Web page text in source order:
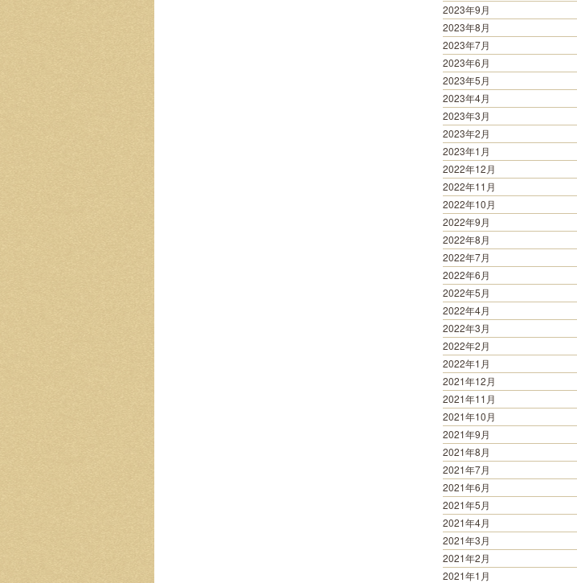
2023年9月
2023年8月
2023年7月
2023年6月
2023年5月
2023年4月
2023年3月
2023年2月
2023年1月
2022年12月
2022年11月
2022年10月
2022年9月
2022年8月
2022年7月
2022年6月
2022年5月
2022年4月
2022年3月
2022年2月
2022年1月
2021年12月
2021年11月
2021年10月
2021年9月
2021年8月
2021年7月
2021年6月
2021年5月
2021年4月
2021年3月
2021年2月
2021年1月